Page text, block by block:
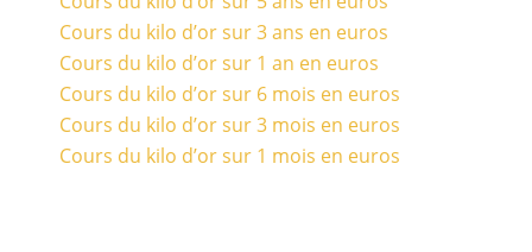
Cours du kilo d’or sur 3 ans en euros
Cours du kilo d’or sur 1 an en euros
Cours du kilo d’or sur 6 mois en euros
Cours du kilo d’or sur 3 mois en euros
Cours du kilo d’or sur 1 mois en euros